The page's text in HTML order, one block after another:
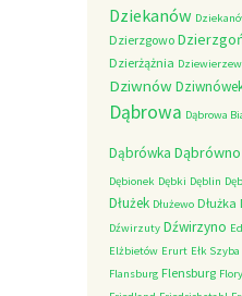
Dziekanów
Dzierzgowo
Dzierżążnia
Dziwnów
Dąbrowa Dąbrowa
Dąbrówka Dąbrówno
Dębionek Dębki Dęblin
Dłużek Dłużewo Dłużka
Dźwirzuty Dźwirzyno
Elżbietów Erurt Ełk Szyba
Flansburg Flensburg